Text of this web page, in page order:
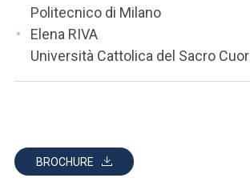
Politecnico di Milano
Elena RIVA
Università Cattolica del Sacro Cuor
BROCHURE